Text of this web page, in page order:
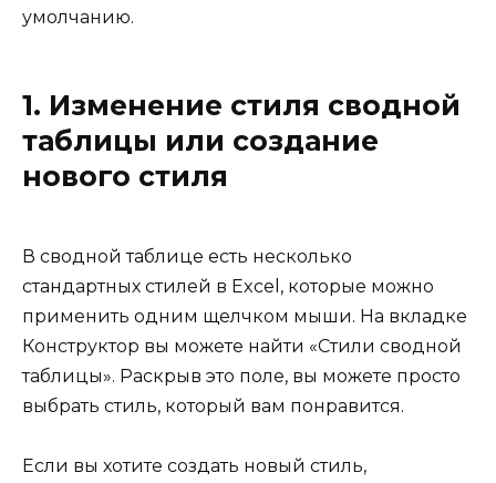
умолчанию.
1. Изменение стиля сводной
таблицы или создание
нового стиля
В сводной таблице есть несколько
стандартных стилей в Excel, которые можно
применить одним щелчком мыши. На вкладке
Конструктор вы можете найти «Стили сводной
таблицы». Раскрыв это поле, вы можете просто
выбрать стиль, который вам понравится.
Если вы хотите создать новый стиль,